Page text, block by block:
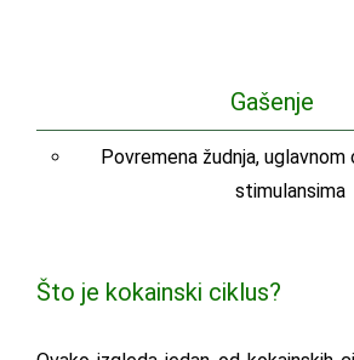
Gašenje
Povremena žudnja, uglavnom
stimulansima
Što je kokainski ciklus?